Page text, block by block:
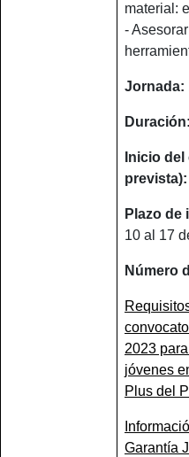
material:
-
Jornada:
Duración:
Inicio
prevista):
Plazo de
10 al 17
Número
2023
jóvenes
Plus del
Garantía